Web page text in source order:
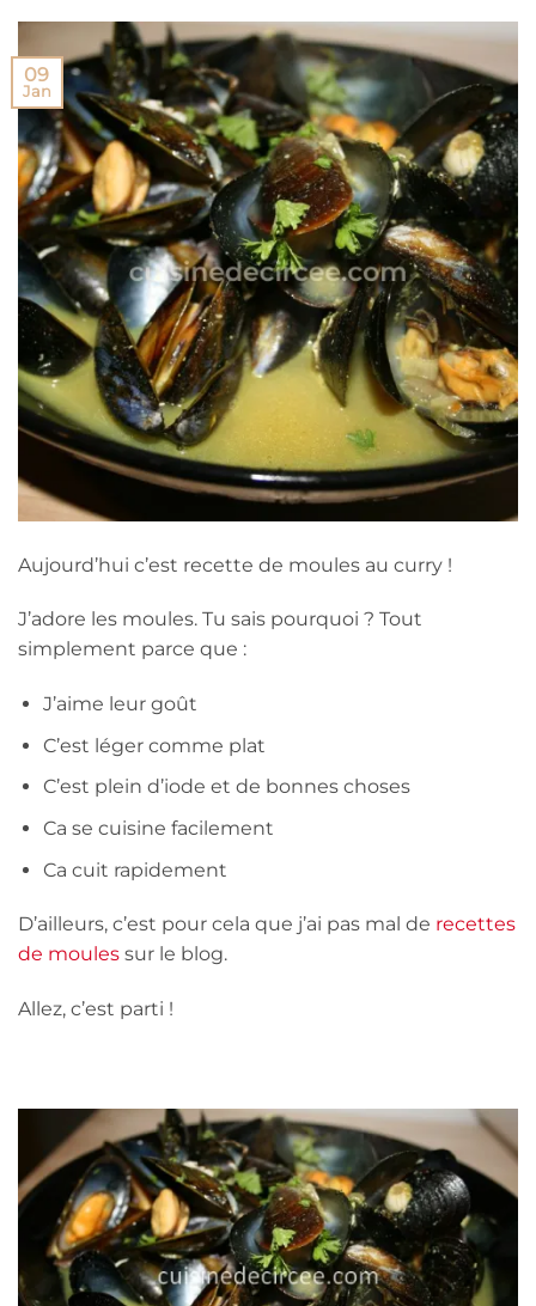
09
Jan
Aujourd’hui c’est recette de moules au curry !
J’adore les moules. Tu sais pourquoi ? Tout
simplement parce que :
J’aime leur goût
C’est léger comme plat
C’est plein d’iode et de bonnes choses
Ca se cuisine facilement
Ca cuit rapidement
D’ailleurs, c’est pour cela que j’ai pas mal de recettes
de moules sur le blog.
Allez, c’est parti !